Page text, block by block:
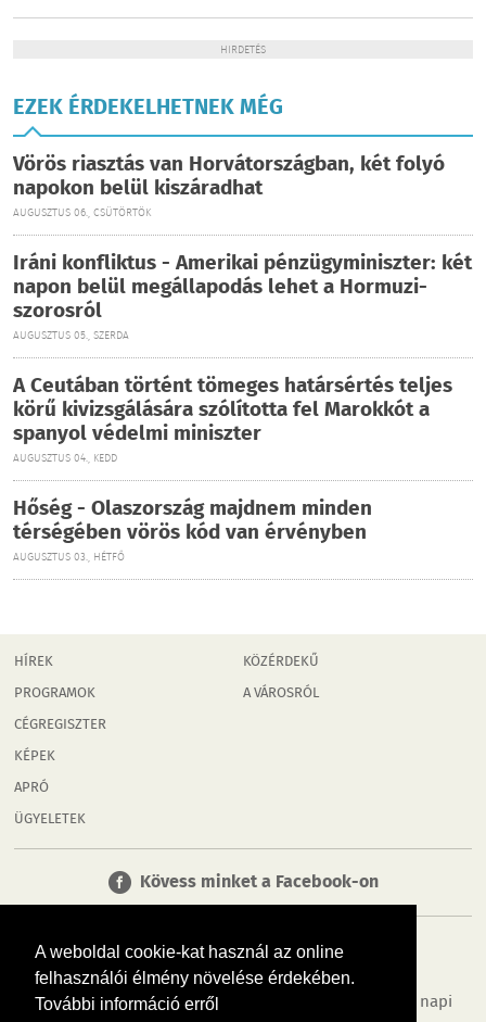
A weboldal cookie-kat használ az online
felhasználói élmény növelése érdekében.
További információ erről
HIRDETÉS
EZEK ÉRDEKELHETNEK MÉG
Vörös riasztás van Horvátországban, két folyó
napokon belül kiszáradhat
AUGUSZTUS 06., CSÜTÖRTÖK
Iráni konfliktus - Amerikai pénzügyminiszter: két
napon belül megállapodás lehet a Hormuzi-
szorosról
AUGUSZTUS 05., SZERDA
A Ceutában történt tömeges határsértés teljes
körű kivizsgálására szólította fel Marokkót a
spanyol védelmi miniszter
AUGUSZTUS 04., KEDD
Hőség - Olaszország majdnem minden
térségében vörös kód van érvényben
AUGUSZTUS 03., HÉTFŐ
HÍREK
PROGRAMOK
CÉGREGISZTER
KÉPEK
APRÓ
ÜGYELETEK
KÖZÉRDEKŰ
A VÁROSRÓL
Kövess minket a Facebook-on
Tudj meg többet városodról! Hírek, programok, képek, napi